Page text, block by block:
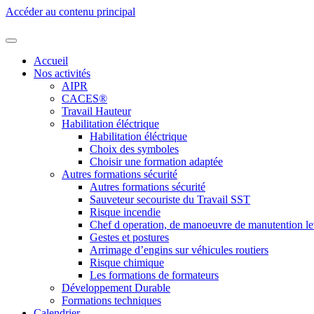
Accéder au contenu principal
Accueil
Nos activités
AIPR
CACES®
Travail Hauteur
Habilitation éléctrique
Habilitation éléctrique
Choix des symboles
Choisir une formation adaptée
Autres formations sécurité
Autres formations sécurité
Sauveteur secouriste du Travail SST
Risque incendie
Chef d operation, de manoeuvre de manutention
Gestes et postures
Arrimage d’engins sur véhicules routiers
Risque chimique
Les formations de formateurs
Développement Durable
Formations techniques